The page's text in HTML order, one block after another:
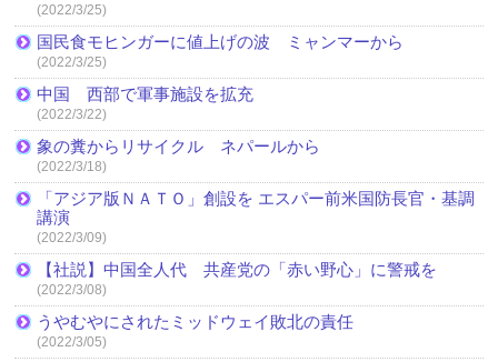
(2022/3/25)
国民食モヒンガーに値上げの波 ミャンマーから
(2022/3/25)
中国 西部で軍事施設を拡充
(2022/3/22)
象の糞からリサイクル ネパールから
(2022/3/18)
「アジア版ＮＡＴＯ」創設を エスパー前米国防長官・基調
講演
(2022/3/09)
【社説】中国全人代 共産党の「赤い野心」に警戒を
(2022/3/08)
うやむやにされたミッドウェイ敗北の責任
(2022/3/05)